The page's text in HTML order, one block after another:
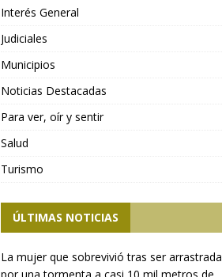
Interés General
Judiciales
Municipios
Noticias Destacadas
Para ver, oír y sentir
Salud
Turismo
ÚLTIMAS NOTICIAS
La mujer que sobrevivió tras ser arrastrada